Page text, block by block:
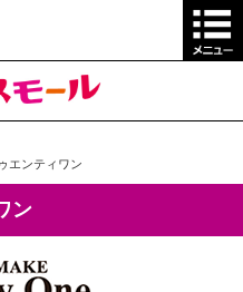
エンティワン
ン